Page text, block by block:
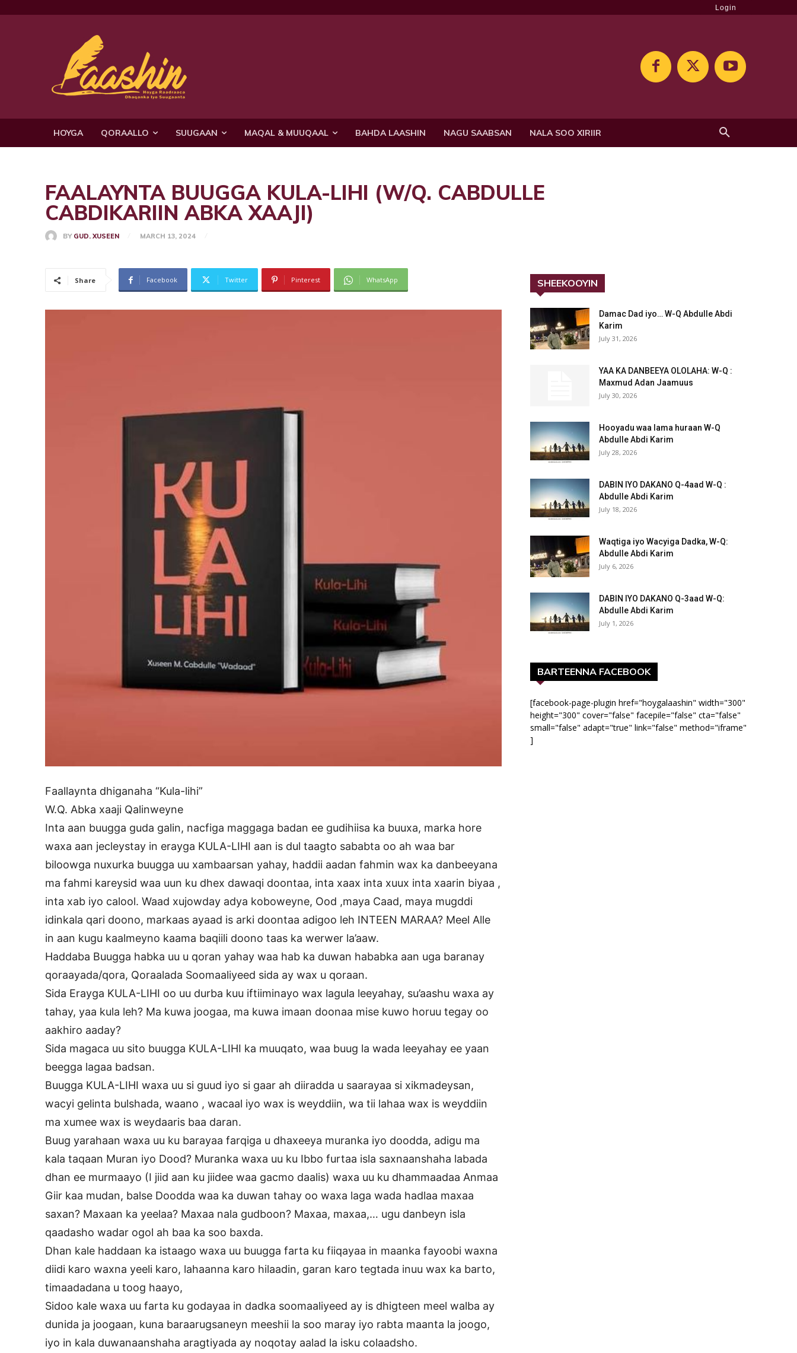
Login
HOYGA QORAALLO SUUGAAN MAQAL & MUUQAAL BAHDA LAASHIN NAGU SAABSAN NALA SOO XIRIIR
FAALAYNTA BUUGGA KULA-LIHI (W/Q. CABDULLE
CABDIKARIIN ABKA XAAJI)
BY GUD. XUSEEN MARCH 13, 2024
Share Facebook Twitter Pinterest WhatsApp
Faallaynta dhiganaha “Kula-lihi”
W.Q. Abka xaaji Qalinweyne
Inta aan buugga guda galin, nacfiga maggaga badan ee gudihiisa ka buuxa, marka hore
waxa aan jecleystay in erayga KULA-LIHI aan is dul taagto sababta oo ah waa bar
biloowga nuxurka buugga uu xambaarsan yahay, haddii aadan fahmin wax ka danbeeyana
ma fahmi kareysid waa uun ku dhex dawaqi doontaa, inta xaax inta xuux inta xaarin biyaa ,
inta xab iyo calool. Waad xujowday adya koboweyne, Ood ,maya Caad, maya mugddi
idinkala qari doono, markaas ayaad is arki doontaa adigoo leh INTEEN MARAA? Meel Alle
in aan kugu kaalmeyno kaama baqiili doono taas ka werwer la’aaw.
Haddaba Buugga habka uu u qoran yahay waa hab ka duwan hababka aan uga baranay
qoraayada/qora, Qoraalada Soomaaliyeed sida ay wax u qoraan.
Sida Erayga KULA-LIHI oo uu durba kuu iftiiminayo wax lagula leeyahay, su’aashu waxa ay
tahay, yaa kula leh? Ma kuwa joogaa, ma kuwa imaan doonaa mise kuwo horuu tegay oo
aakhiro aaday?
Sida magaca uu sito buugga KULA-LIHI ka muuqato, waa buug la wada leeyahay ee yaan
beegga lagaa badsan.
Buugga KULA-LIHI waxa uu si guud iyo si gaar ah diiradda u saarayaa si xikmadeysan,
wacyi gelinta bulshada, waano , wacaal iyo wax is weyddiin, wa tii lahaa wax is weyddiin
ma xumee wax is weydaaris baa daran.
Buug yarahaan waxa uu ku barayaa farqiga u dhaxeeya muranka iyo doodda, adigu ma
kala taqaan Muran iyo Dood? Muranka waxa uu ku Ibbo furtaa isla saxnaanshaha labada
dhan ee murmaayo (I jiid aan ku jiidee waa gacmo daalis) waxa uu ku dhammaadaa Anmaa
Giir kaa mudan, balse Doodda waa ka duwan tahay oo waxa laga wada hadlaa maxaa
saxan? Maxaan ka yeelaa? Maxaa nala gudboon? Maxaa, maxaa,… ugu danbeyn isla
qaadasho wadar ogol ah baa ka soo baxda.
Dhan kale haddaan ka istaago waxa uu buugga farta ku fiiqayaa in maanka fayoobi waxna
diidi karo waxna yeeli karo, lahaanna karo hilaadin, garan karo tegtada inuu wax ka barto,
timaadadana u toog haayo,
Sidoo kale waxa uu farta ku godayaa in dadka soomaaliyeed ay is dhigteen meel walba ay
dunida ja joogaan, kuna baraarugsaneyn meeshii la soo maray iyo rabta maanta la joogo,
iyo in kala duwanaanshaha aragtiyada ay noqotay aalad la isku colaadsho.
SHEEKOOYIN
Damac Dad iyo… W-Q Abdulle Abdi
Karim
July 31, 2026
YAA KA DANBEEYA OLOLAHA: W-Q :
Maxmud Adan Jaamuus
July 30, 2026
Hooyadu waa lama huraan W-Q
Abdulle Abdi Karim
July 28, 2026
DABIN IYO DAKANO Q-4aad W-Q :
Abdulle Abdi Karim
July 18, 2026
Waqtiga iyo Wacyiga Dadka, W-Q:
Abdulle Abdi Karim
July 6, 2026
DABIN IYO DAKANO Q-3aad W-Q:
Abdulle Abdi Karim
July 1, 2026
BARTEENNA FACEBOOK
[facebook-page-plugin href="hoygalaashin" width="300"
height="300" cover="false" facepile="false" cta="false"
small="false" adapt="true" link="false" method="iframe"
]